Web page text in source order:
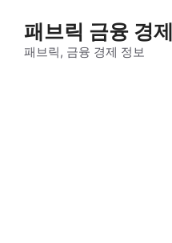
패브릭 금융 경제
패브릭, 금융 경제 정보